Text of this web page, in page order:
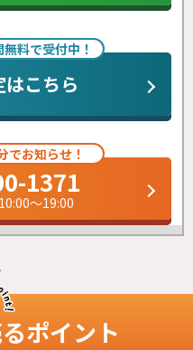
料で受付中！
こちら
でお知らせ！
1371
～19:00
ポイント